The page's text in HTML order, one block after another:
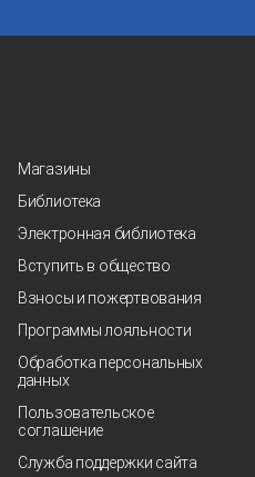
Магазины
Библиотека
Электронная библиотека
Вступить в общество
Взносы и пожертвования
Программы лояльности
Обработка персональных
данных
Пользовательское
соглашение
Служба поддержки сайта